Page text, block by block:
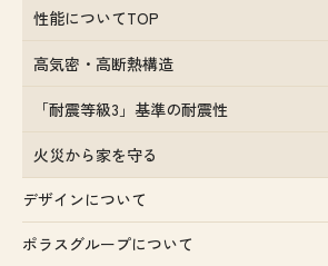
性能についてTOP
高気密・高断熱構造
「耐震等級3」基準の耐震性
火災から家を守る
デザインについて
ポラスグループについて